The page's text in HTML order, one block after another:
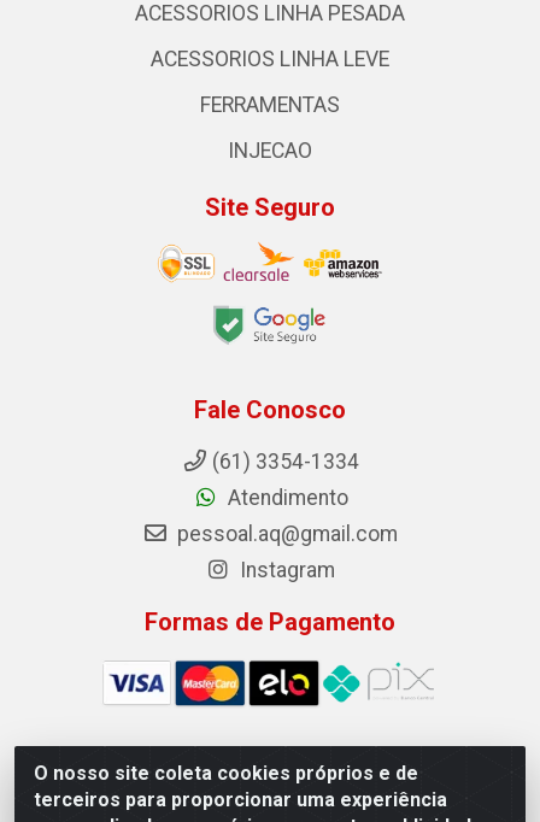
O nosso site coleta cookies próprios e de
terceiros para proporcionar uma experiência
ACESSORIOS LINHA PESADA
ACESSORIOS LINHA LEVE
FERRAMENTAS
INJECAO
Site Seguro
Fale Conosco
(61) 3354-1334
Atendimento
pessoal.aq@gmail.com
Instagram
Formas de Pagamento
Auto Qualidade Comercio de Pecas LTDA - Quadra Qi
23, S/N, Lote 05/06 - Taguatinga, Brasília/DF - CEP